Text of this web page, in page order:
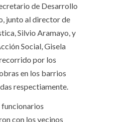
de Desarrollo
junto al director de
Silvio Aramayo, y
Social, Gisela
por los
en los barrios
respectiamente.
funcionarios
con los vecinos